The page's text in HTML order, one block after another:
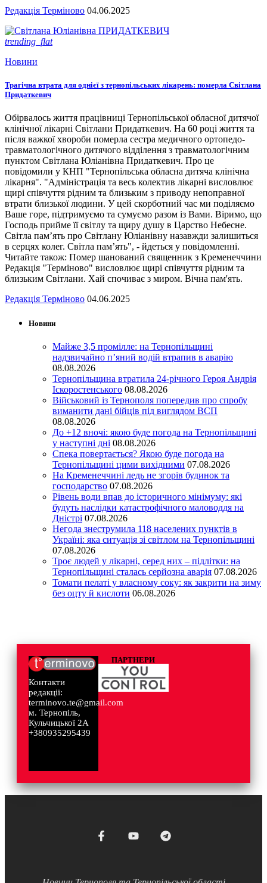
Редакція Терміново 04.06.2025
trending_flat
Новини
Трагічна втрата для однієї з тернопільських лікарень: померла Світлана
Придаткевич
Обірвалось життя працівниці Тернопільської обласної дитячої
клінічної лікарні Світлани Придаткевич. На 60 році життя та
після важкої хвороби померла сестра медичного ортопедо-
травматологічного дитячого відділення з травматологічним
пунктом Світлана Юліанівна Придаткевич. Про це
повідомили у КНП "Тернопільська обласна дитяча клінічна
лікарня". "Адміністрація та весь колектив лікарні висловлює
щирі співчуття рідним та близьким з приводу непоправної
втрати близької людини. У цей скорботний час ми поділяємо
Ваше горе, підтримуємо та сумуємо разом із Вами. Віримо, що
Господь прийме її світлу та щиру душу в Царство Небесне.
Світла пам’ять про Світлану Юліанівну назавжди залишиться
в серцях колег. Світла пам’ять", - йдеться у повідомленні.
Читайте також: Помер шанований священник з Кременеччини
Редакція "Терміново" висловлює щирі співчуття рідним та
близьким Світлани. Хай спочиває з миром. Вічна пам'ять.
Редакція Терміново 04.06.2025
Новини
Майже 3,5 промілле: на Тернопільщині
надзвичайно п’яний водій втрапив в аварію
08.08.2026
Тернопільщина втратила 24-річного Героя Андрія
Іскоростенського 08.08.2026
Військовий із Тернополя попередив про спробу
виманити дані бійців під виглядом ВСП
08.08.2026
До +12 вночі: якою буде погода на Тернопільщині
у наступні дні 08.08.2026
Спека повертається? Якою буде погода на
Тернопільщині цими вихідними 07.08.2026
На Кременеччині ледь не згорів будинок та
господарство 07.08.2026
Рівень води впав до історичного мінімуму: які
будуть наслідки катастрофічного маловоддя на
Дністрі 07.08.2026
Негода знеструмила 118 населених пунктів в
Україні: яка ситуація зі світлом на Тернопільщині
07.08.2026
Троє людей у лікарні, серед них – підлітки: на
Тернопільщині сталась серйозна аварія 07.08.2026
Томати пелаті у власному соку: як закрити на зиму
без оцту й кислоти 06.08.2026
Контакти
редакції:
terminovo.te@gmail.com
м. Тернопіль,
Кульчицької 2А
+380935295439
ПАРТНЕРИ